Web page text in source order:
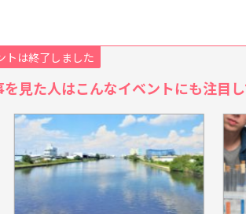
トは終了しました
見た人はこんなイベントにも注目